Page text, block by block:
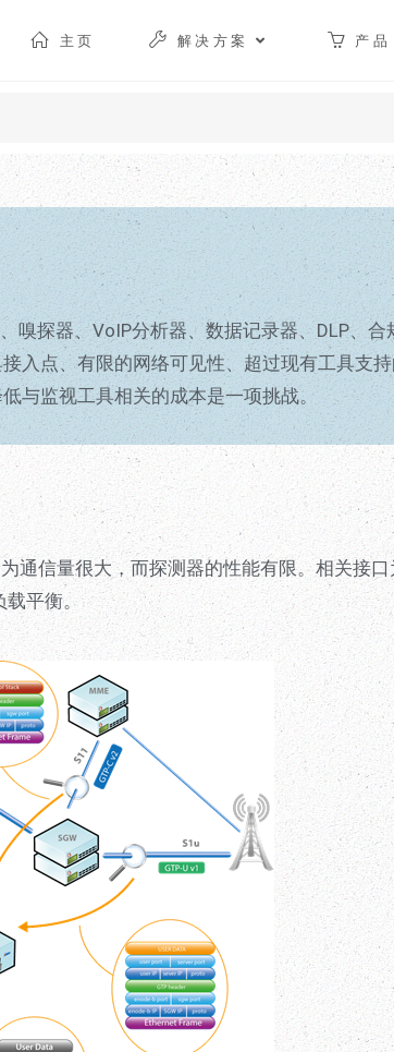
主页 解决方案 产品
探器、VoIP分析器、数据记录器、DLP、
入点、有限的网络可见性、超过现有工具支
与监视工具相关的成本是一项挑战。
通信量很大，而探测器的性能有限。相关接口
平衡。